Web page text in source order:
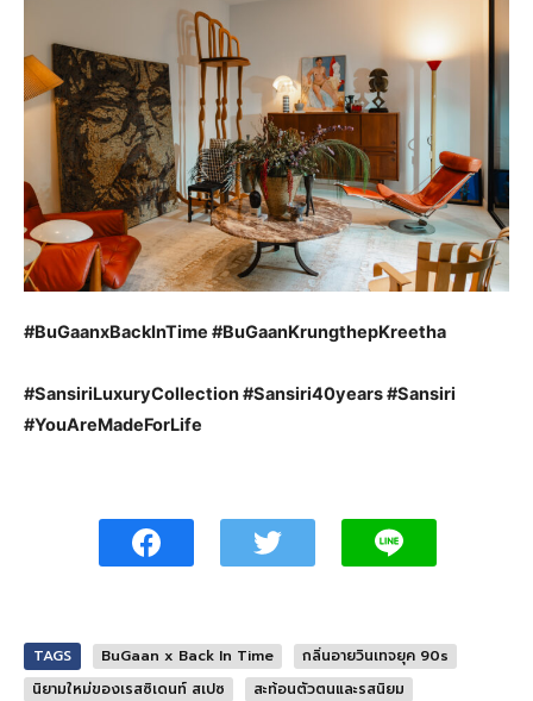
#BuGaanxBackInTime #BuGaanKrungthepKreetha
#SansiriLuxuryCollection #Sansiri40years #Sansiri
#YouAreMadeForLife
TAGS BuGaan x Back In Time
กลิ่นอายวินเทจยุค 90s
นิยามใหม่ของเรสซิเดนท์ สเปซ
สะท้อนตัวตนและรสนิยม